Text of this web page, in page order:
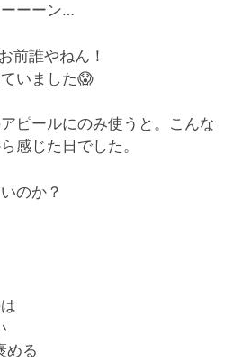
ーーン…
前誰やねん！
いました😱
ピールにのみ使うと。こんな
感じた日でした。
のか？
る